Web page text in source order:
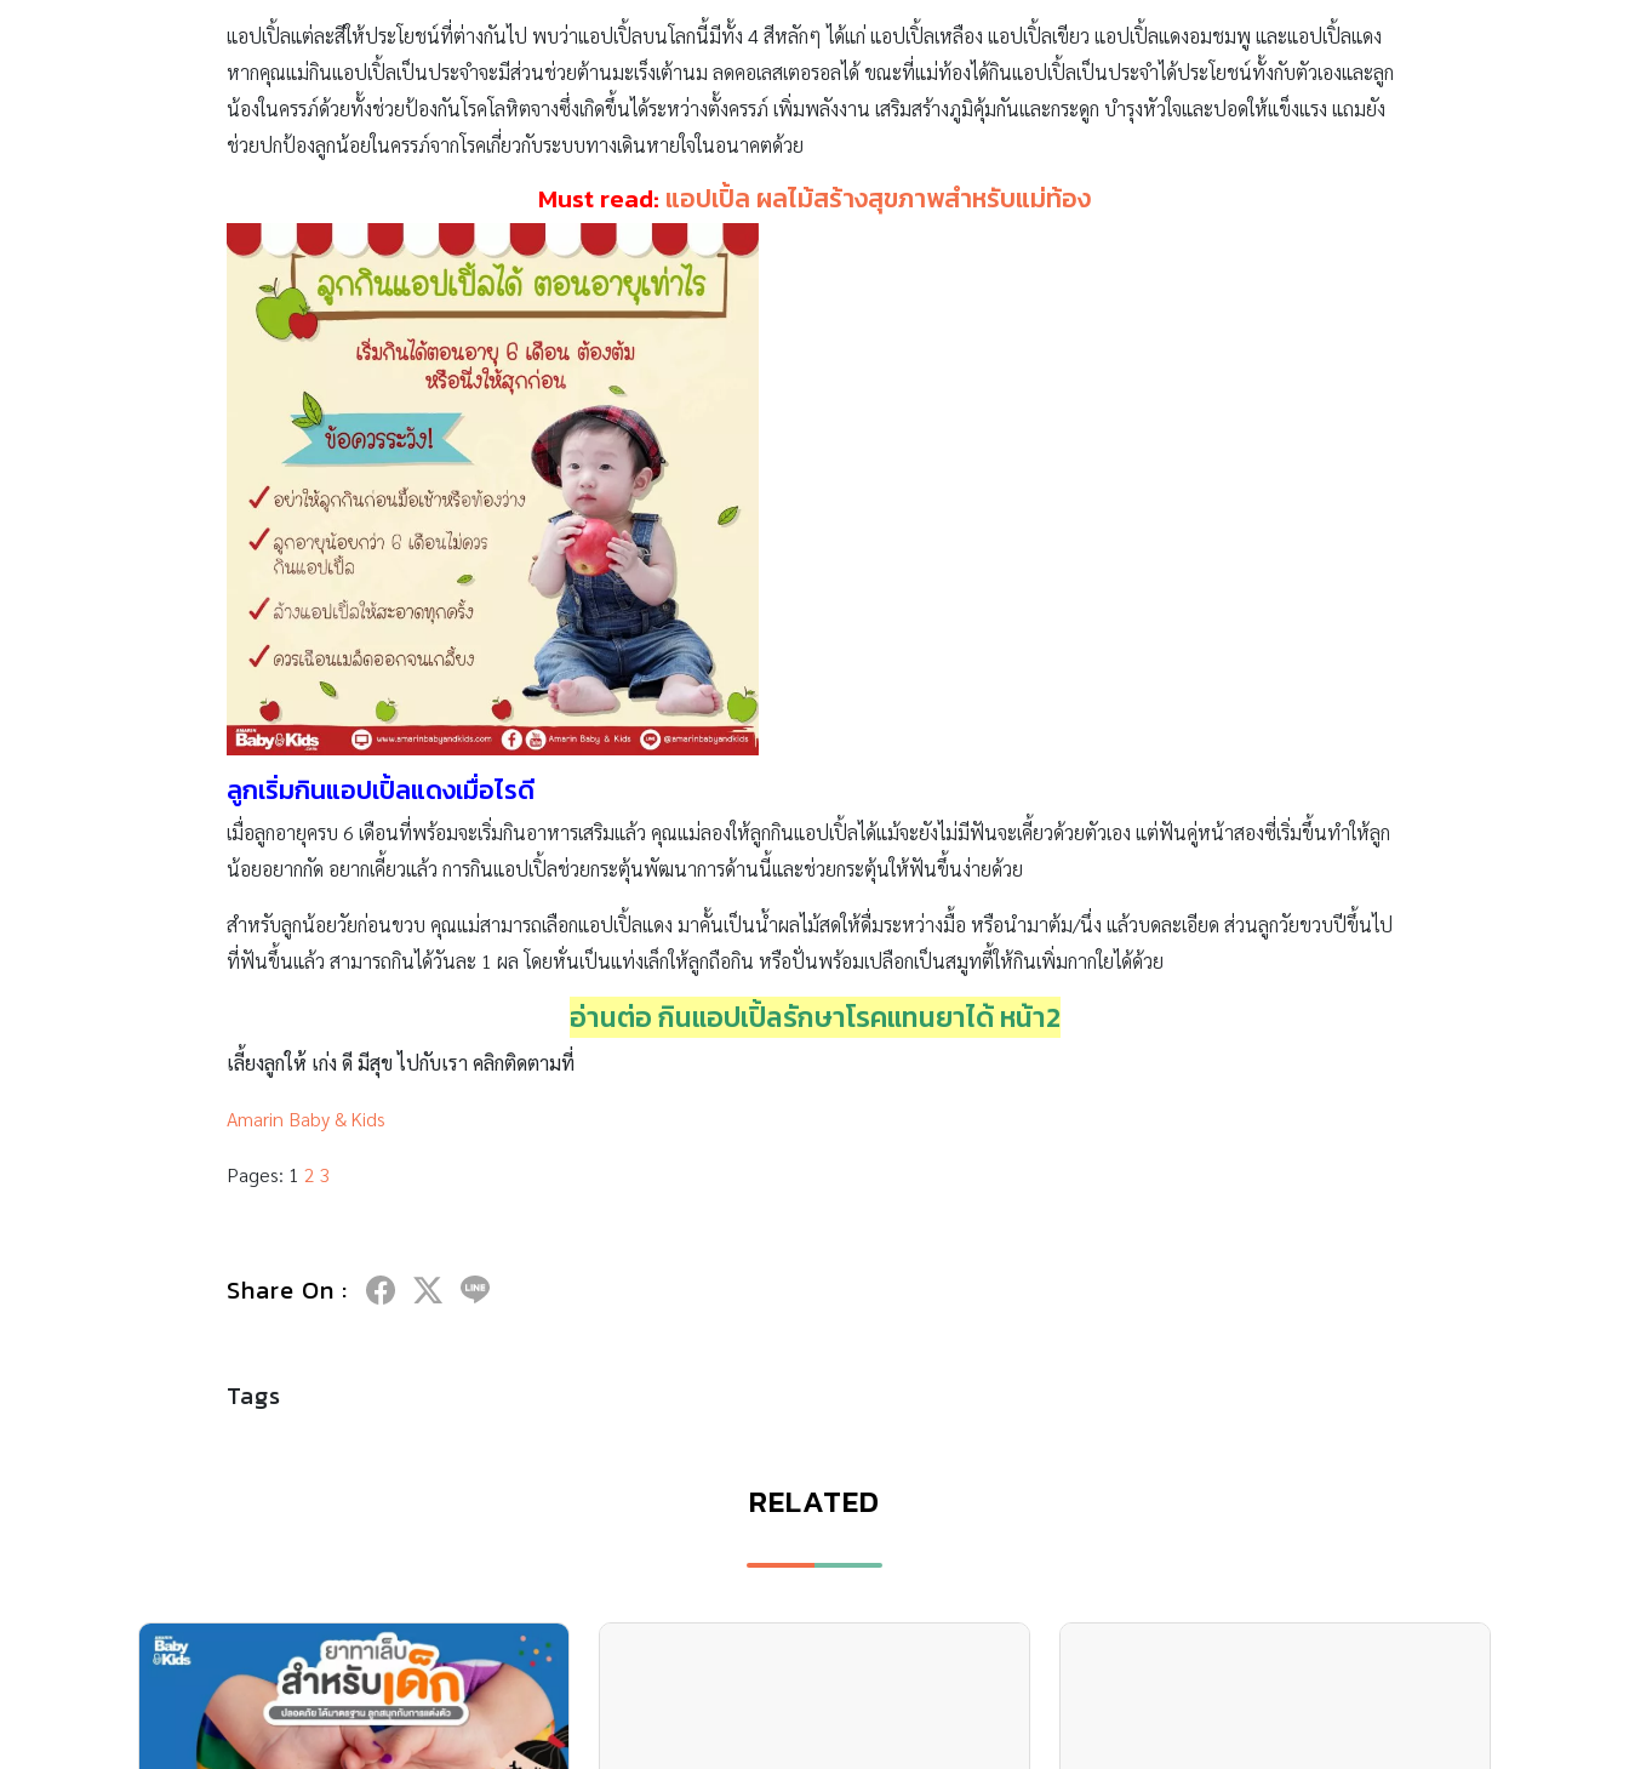
แอปเปิ้ลแต่ละสีให้ประโยชน์ที่ต่างกันไป พบว่าแอปเปิ้ลบนโลกนี้มีทั้ง 4 สีหลักๆ ได้แก่ แอปเปิ้ลเหลือง แอปเปิ้ลเขียว แอปเปิ้ลแดงอมชมพู และแอปเปิ้ลแดง
หากคุณแม่กินแอปเปิ้ลเป็นประจำจะมีส่วนช่วยต้านมะเร็งเต้านม ลดคอเลสเตอรอลได้ ขณะที่แม่ท้องได้กินแอปเปิ้ลเป็นประจำได้ประโยชน์ทั้งกับตัวเองและลูก
น้องในครรภ์ด้วยทั้งช่วยป้องกันโรคโลหิตจางซึ่งเกิดขึ้นได้ระหว่างตั้งครรภ์ เพิ่มพลังงาน เสริมสร้างภูมิคุ้มกันและกระดูก บำรุงหัวใจและปอดให้แข็งแรง แถมยัง
ช่วยปกป้องลูกน้อยในครรภ์จากโรคเกี่ยวกับระบบทางเดินหายใจในอนาคตด้วย
Must read: แอปเปิ้ล ผลไม้สร้างสุขภาพสำหรับแม่ท้อง
ลูกเริ่มกินแอปเปิ้ลแดงเมื่อไรดี
เมื่อลูกอายุครบ 6 เดือนที่พร้อมจะเริ่มกินอาหารเสริมแล้ว คุณแม่ลองให้ลูกกินแอปเปิ้ลได้แม้จะยังไม่มีฟันจะเคี้ยวด้วยตัวเอง แต่ฟันคู่หน้าสองซี่เริ่มขึ้นทำให้ลูก
น้อยอยากกัด อยากเคี้ยวแล้ว การกินแอปเปิ้ลช่วยกระตุ้นพัฒนาการด้านนี้และช่วยกระตุ้นให้ฟันขึ้นง่ายด้วย
สำหรับลูกน้อยวัยก่อนขวบ คุณแม่สามารถเลือกแอปเปิ้ลแดง มาคั้นเป็นน้ำผลไม้สดให้ดื่มระหว่างมื้อ หรือนำมาต้ม/นึ่ง แล้วบดละเอียด ส่วนลูกวัยขวบปีขึ้นไป
ที่ฟันขึ้นแล้ว สามารถกินได้วันละ 1 ผล โดยหั่นเป็นแท่งเล็กให้ลูกถือกิน หรือปั่นพร้อมเปลือกเป็นสมูทตี้ให้กินเพิ่มกากใยได้ด้วย
อ่านต่อ กินแอปเปิ้ลรักษาโรคแทนยาได้ หน้า2
เลี้ยงลูกให้ เก่ง ดี มีสุข ไปกับเรา คลิกติดตามที่
Amarin Baby & Kids
Pages: 1 2 3
Share On :
Tags
RELATED